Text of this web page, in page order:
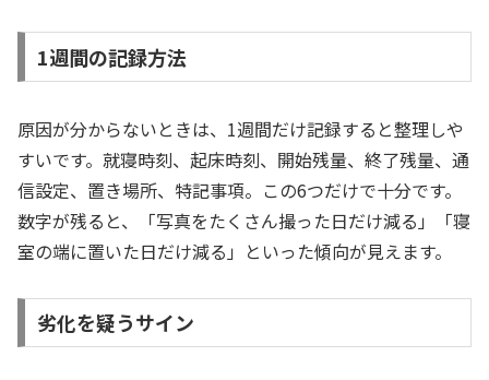
1週間の記録方法
原因が分からないときは、1週間だけ記録すると整理しや
すいです。就寝時刻、起床時刻、開始残量、終了残量、通
信設定、置き場所、特記事項。この6つだけで十分です。
数字が残ると、「写真をたくさん撮った日だけ減る」「寝
室の端に置いた日だけ減る」といった傾向が見えます。
劣化を疑うサイン